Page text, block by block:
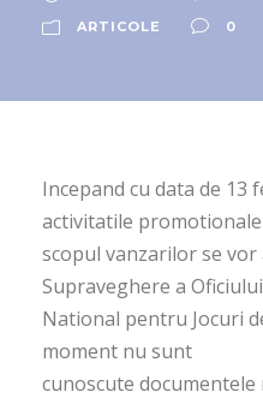
ARTICOLE
0
Incepand cu data de 13
activitatile
scopul vanzarilor se vor
Supraveghere a Oficiului
National pentru Jocuri
moment nu sunt
cunoscute documentele